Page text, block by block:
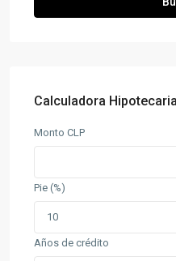
Calculadora Hipotecaria
Monto CLP
Pie (%)
Años de crédito